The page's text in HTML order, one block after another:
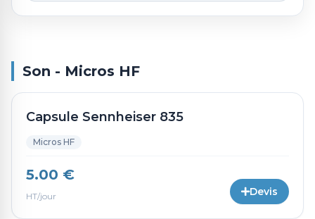
Son - Micros HF
Capsule Sennheiser 835
Micros HF
5.00 €
HT/jour Devis